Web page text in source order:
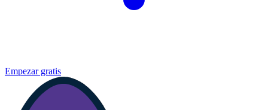
Empezar gratis